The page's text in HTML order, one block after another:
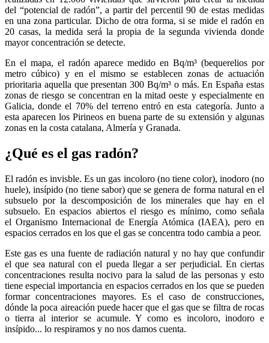
del “potencial de radón”, a partir del percentil 90 de estas medidas
en una zona particular. Dicho de otra forma, si se mide el radón en
20 casas, la medida será la propia de la segunda vivienda donde
mayor concentración se detecte.
En el mapa, el radón aparece medido en Bq/m³ (bequerelios por
metro cúbico) y en el mismo se establecen zonas de actuación
prioritaria aquella que presentan 300 Bq/m³ o más. En España estas
zonas de riesgo se concentran en la mitad oeste y especialmente en
Galicia, donde el 70% del terreno entró en esta categoría. Junto a
esta aparecen los Pirineos en buena parte de su extensión y algunas
zonas en la costa catalana, Almería y Granada.
¿Qué es el gas radón?
El radón es invisble. Es un gas incoloro (no tiene color), inodoro (no
huele), insípido (no tiene sabor) que se genera de forma natural en el
subsuelo por la descomposición de los minerales que hay en el
subsuelo. En espacios abiertos el riesgo es mínimo, como señala
el Organismo Internacional de Energía Atómica (IAEA), pero en
espacios cerrados en los que el gas se concentra todo cambia a peor.
Este gas es una fuente de radiación natural y no hay que confundir
el que sea natural con el pueda llegar a ser perjudicial. En ciertas
concentraciones resulta nocivo para la salud de las personas y esto
tiene especial importancia en espacios cerrados en los que se pueden
formar concentraciones mayores. Es el caso de construcciones,
dónde la poca aireación puede hacer que el gas que se filtra de rocas
o tierra al interior se acumule. Y como es incoloro, inodoro e
insípido... lo respiramos y no nos damos cuenta.